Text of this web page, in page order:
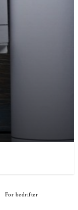
For bedrifter